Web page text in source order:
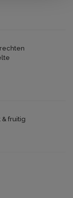
& fruitig